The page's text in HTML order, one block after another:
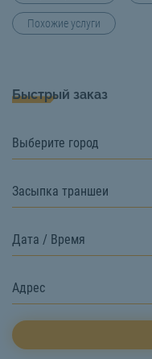
Похожие услуги
Быстрый заказ
Выберите город
Засыпка траншеи